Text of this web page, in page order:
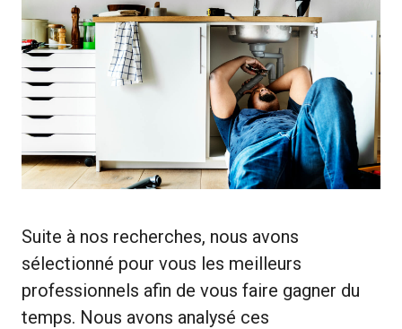
Suite à nos recherches, nous avons
sélectionné pour vous les meilleurs
professionnels afin de vous faire gagner du
temps. Nous avons analysé ces